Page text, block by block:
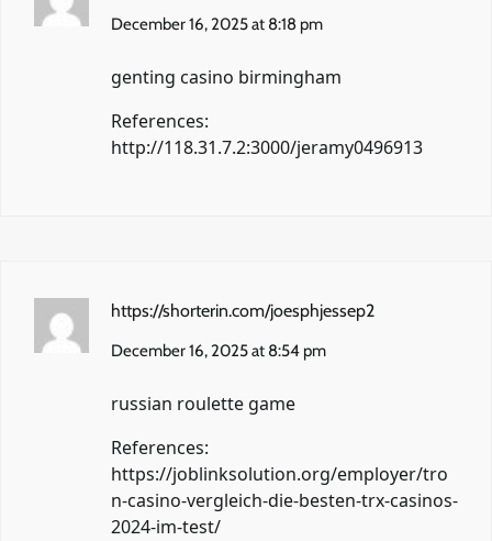
December 16, 2025 at 8:18 pm
genting casino birmingham
References:
http://118.31.7.2:3000/jeramy0496913
https://shorterin.com/joesphjessep2
December 16, 2025 at 8:54 pm
russian roulette game
References:
https://joblinksolution.org/employer/tro
n-casino-vergleich-die-besten-trx-casinos-
2024-im-test/